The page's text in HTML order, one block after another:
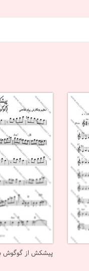
پیشکش از گوگوش